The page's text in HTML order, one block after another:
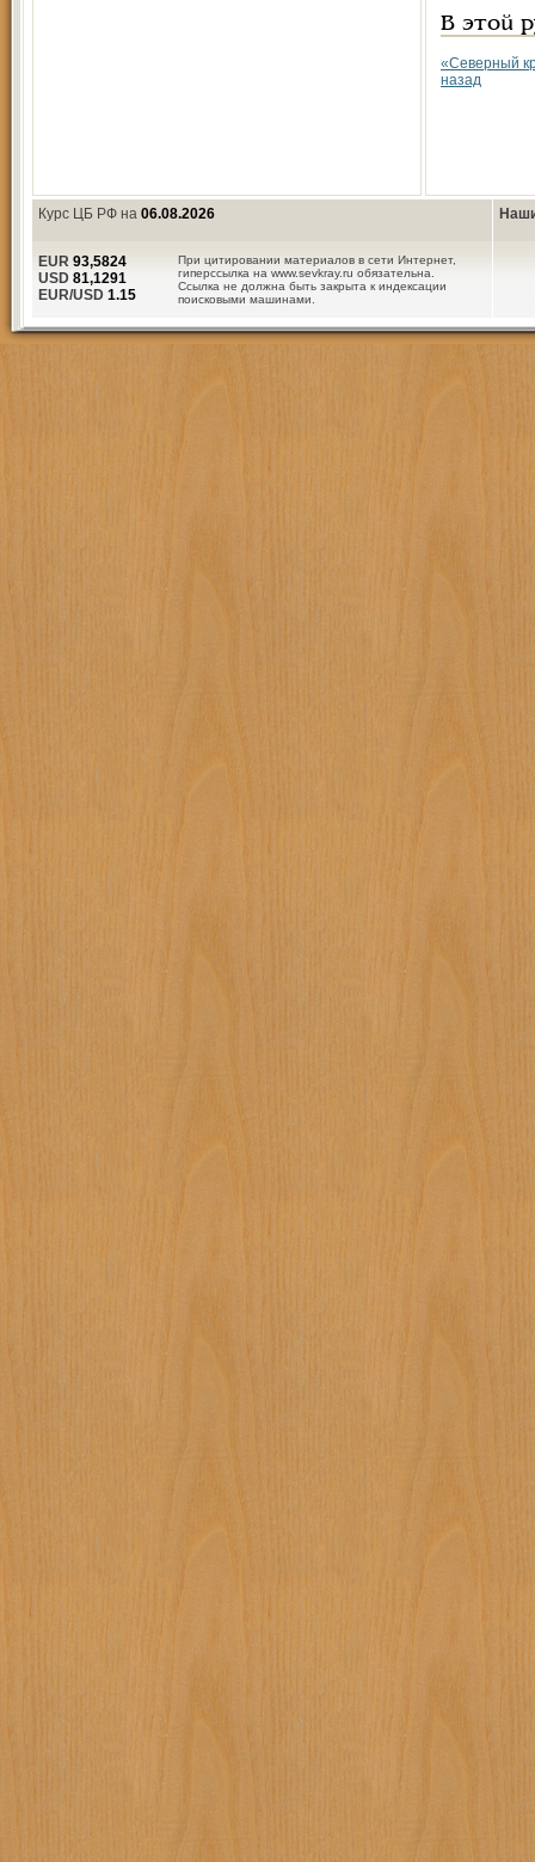
В этой
«Северный
назад
Курс ЦБ РФ на 06.08.2026
При цитировании материалов в сети Интернет,
гиперссылка на www.sevkray.ru обязательна.
Ссылка не должна быть закрыта к индексации
поисковыми машинами.
EUR 93,5824
USD 81,1291
EUR/USD 1.15